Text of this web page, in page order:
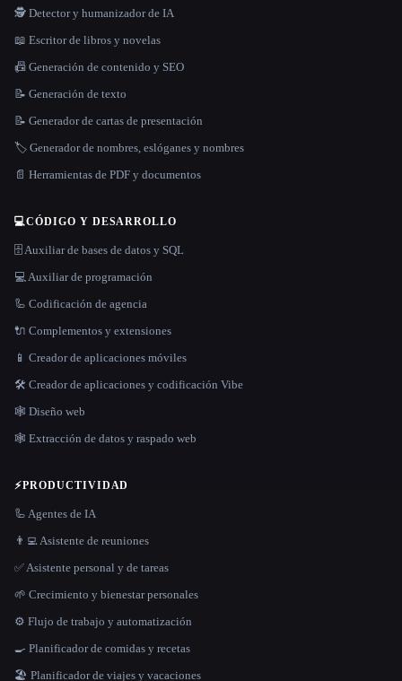
🕵️ Detector y humanizador de IA
📖 Escritor de libros y novelas
📠 Generación de contenido y SEO
📝 Generación de texto
📝 Generador de cartas de presentación
🏷️ Generador de nombres, eslóganes y nombres
📄 Herramientas de PDF y documentos
💻CÓDIGO Y DESARROLLO
🗄️ Auxiliar de bases de datos y SQL
💻 Auxiliar de programación
🦾 Codificación de agencia
🔌 Complementos y extensiones
📱 Creador de aplicaciones móviles
🛠️ Creador de aplicaciones y codificación Vibe
🕸 Diseño web
🕸️ Extracción de datos y raspado web
⚡PRODUCTIVIDAD
🦾 Agentes de IA
👨‍💻 Asistente de reuniones
✅ Asistente personal y de tareas
🌱 Crecimiento y bienestar personales
⚙️ Flujo de trabajo y automatización
🍳 Planificador de comidas y recetas
🏖 Planificador de viajes y vacaciones